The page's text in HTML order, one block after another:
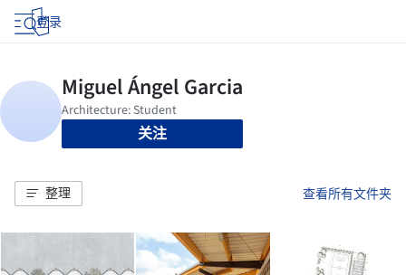
登录
关注
整理 查看所有文件夹